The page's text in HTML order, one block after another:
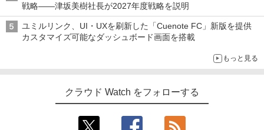
戦略――津坂美樹社長が2027年度戦略を説明
ユミルリンク、UI・UXを刷新した「Cuenote FC」新版を提供
カスタマイズ可能なダッシュボード画面を搭載
もっと見る
クラウド Watch をフォローする